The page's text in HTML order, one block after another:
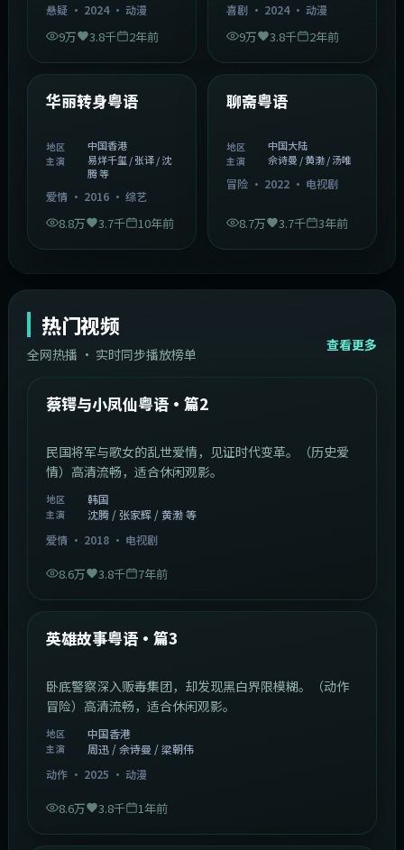
悬疑· 2024· 动漫
9万 3.8千 2年前
喜剧· 2024· 动漫
9万 3.8千 2年前
精选
华丽转身粤语
地区 中国香港
主演
易烊千玺 / 张译 / 沈
腾 等
爱情· 2016· 综艺
8.8万 3.7千 10年前
精选
聊斋粤语
地区 中国大陆
主演 佘诗曼 / 黄渤 / 汤唯
冒险· 2022· 电视剧
8.7万 3.7千 3年前
热门视频
全网热播 · 实时同步播放榜单
查看更多
热门
韩国 44:14
蔡锷与小凤仙粤语·篇2
民国将军与歌女的乱世爱情，见证时代变革。（历史爱
情）高清流畅，适合休闲观影。
地区 韩国
主演
沈腾 / 张家辉 / 黄渤 等
爱情· 2018· 电视剧
8.6万 3.8千 7年前
热门
英雄故事粤语·篇3
卧底警察深入贩毒集团，却发现黑白界限模糊。（动作
冒险）高清流畅，适合休闲观影。
地区 中国香港
主演
周迅 / 佘诗曼 / 梁朝伟
动作· 2025 · 动漫
8.6万 3.8千 1年前